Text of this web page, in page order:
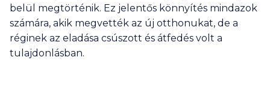
belül megtörténik. Ez jelentős könnyítés mindazok
számára, akik megvették az új otthonukat, de a
réginek az eladása csúszott és átfedés volt a
tulajdonlásban.